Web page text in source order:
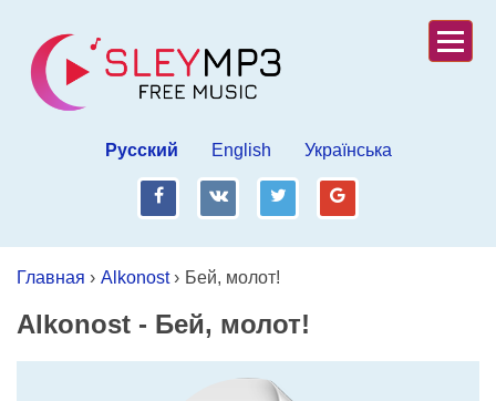
Русский English Українська
fb vk tw gp
Главная › Alkonost› Бей, молот!
Alkonost - Бей, молот!